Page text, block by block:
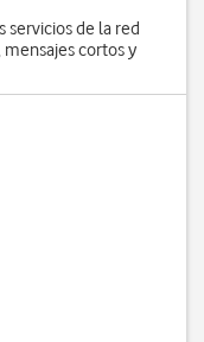
servicios de la red
cortos y